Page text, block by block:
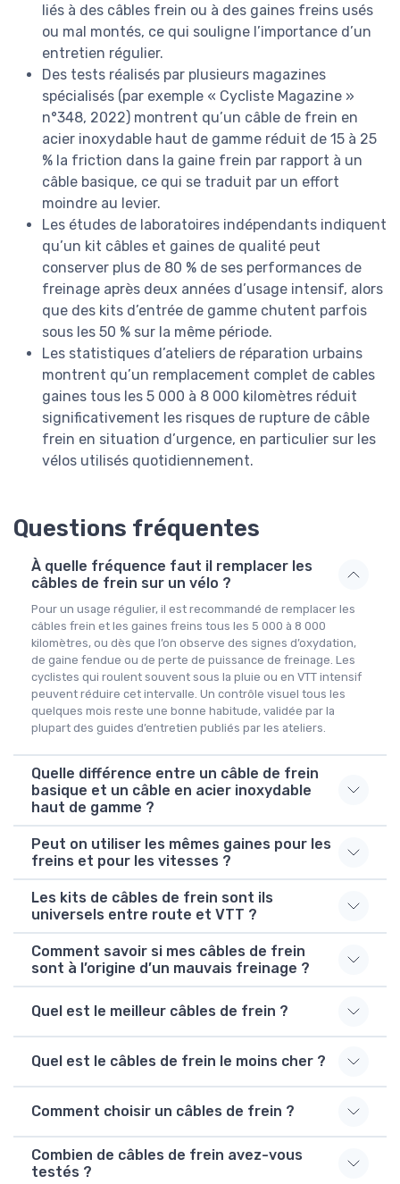
liés à des câbles frein ou à des gaines freins usés
ou mal montés, ce qui souligne l’importance d’un
entretien régulier.
Des tests réalisés par plusieurs magazines
spécialisés (par exemple « Cycliste Magazine »
n°348, 2022) montrent qu’un câble de frein en
acier inoxydable haut de gamme réduit de 15 à 25
% la friction dans la gaine frein par rapport à un
câble basique, ce qui se traduit par un effort
moindre au levier.
Les études de laboratoires indépendants indiquent
qu’un kit câbles et gaines de qualité peut
conserver plus de 80 % de ses performances de
freinage après deux années d’usage intensif, alors
que des kits d’entrée de gamme chutent parfois
sous les 50 % sur la même période.
Les statistiques d’ateliers de réparation urbains
montrent qu’un remplacement complet de cables
gaines tous les 5 000 à 8 000 kilomètres réduit
significativement les risques de rupture de câble
frein en situation d’urgence, en particulier sur les
vélos utilisés quotidiennement.
Questions fréquentes
À quelle fréquence faut il remplacer les
câbles de frein sur un vélo ?
Pour un usage régulier, il est recommandé de remplacer les
câbles frein et les gaines freins tous les 5 000 à 8 000
kilomètres, ou dès que l’on observe des signes d’oxydation,
de gaine fendue ou de perte de puissance de freinage. Les
cyclistes qui roulent souvent sous la pluie ou en VTT intensif
peuvent réduire cet intervalle. Un contrôle visuel tous les
quelques mois reste une bonne habitude, validée par la
plupart des guides d’entretien publiés par les ateliers.
Quelle différence entre un câble de frein
basique et un câble en acier inoxydable
haut de gamme ?
Peut on utiliser les mêmes gaines pour les
freins et pour les vitesses ?
Les kits de câbles de frein sont ils
universels entre route et VTT ?
Comment savoir si mes câbles de frein
sont à l’origine d’un mauvais freinage ?
Quel est le meilleur câbles de frein ?
Quel est le câbles de frein le moins cher ?
Comment choisir un câbles de frein ?
Combien de câbles de frein avez-vous
testés ?